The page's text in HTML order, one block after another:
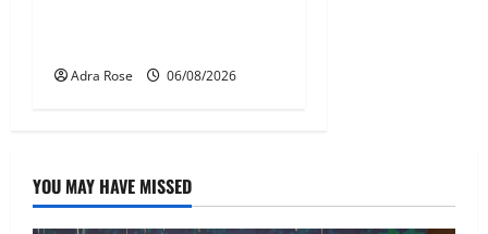
Adra Rose 06/08/2026
YOU MAY HAVE MISSED